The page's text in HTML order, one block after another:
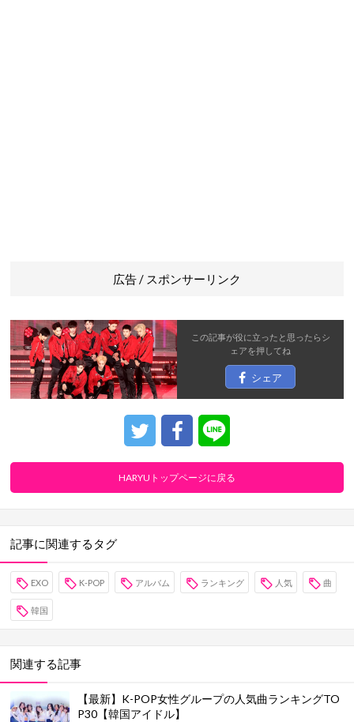
広告 / スポンサーリンク
この記事が役に立ったと思ったらシ
ェアを押してね
シェア
HARYUトップページに戻る
記事に関連するタグ
EXO K-POP アルバム ランキング 人気 曲
韓国
関連する記事
【最新】K-POP女性グループの人気曲ランキングTO
P30【韓国アイドル】